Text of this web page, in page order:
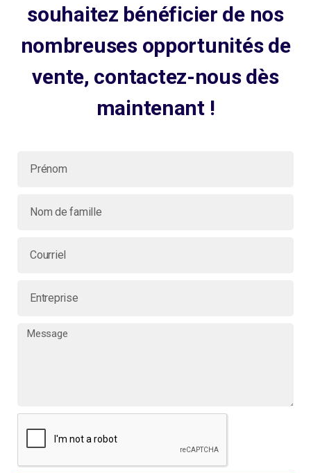
souhaitez bénéficier de nos
nombreuses opportunités de
vente, contactez-nous dès
maintenant !